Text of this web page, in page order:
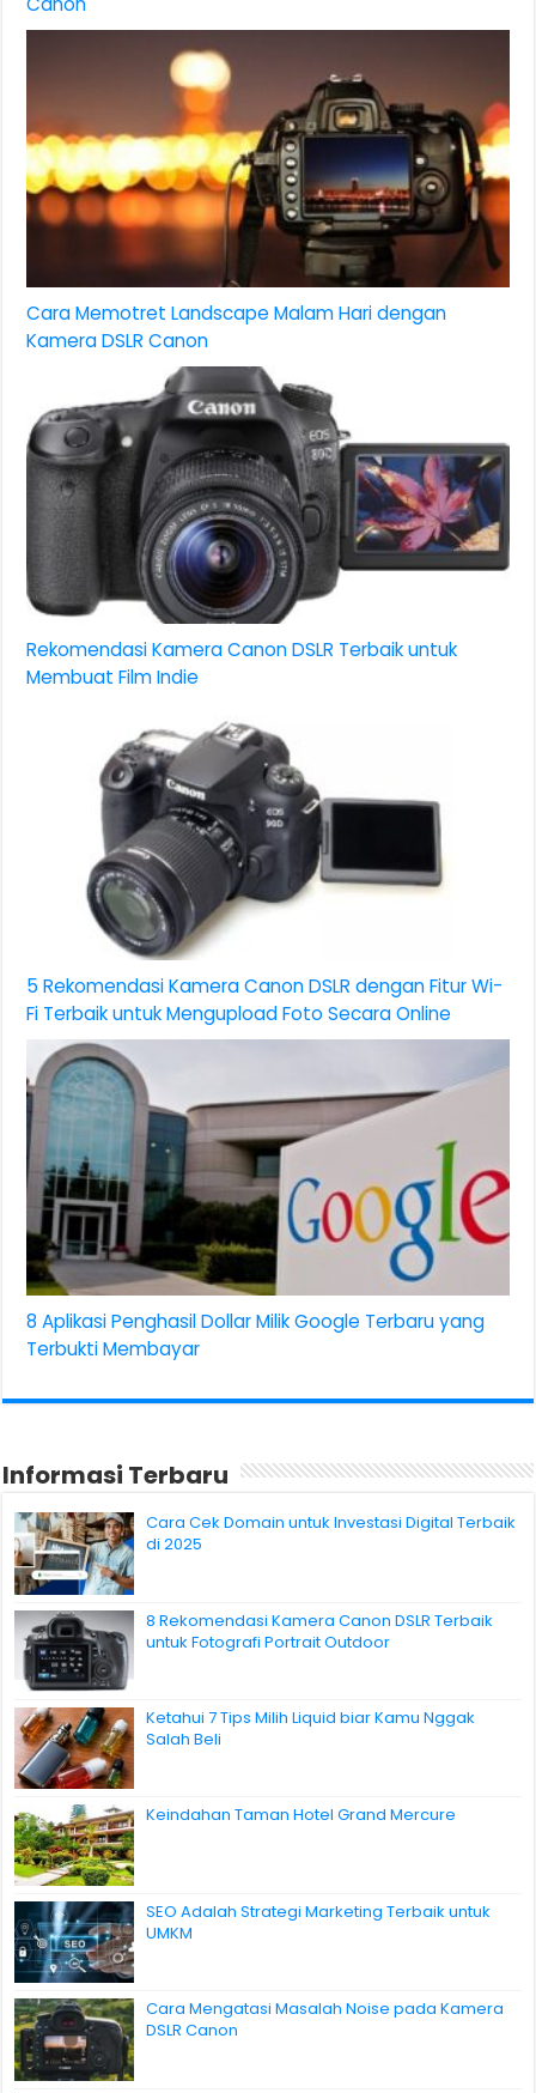
Cara Memotret Landscape Malam Hari dengan
Kamera DSLR Canon
Rekomendasi Kamera Canon DSLR Terbaik untuk
Membuat Film Indie
5 Rekomendasi Kamera Canon DSLR dengan Fitur Wi-
Fi Terbaik untuk Mengupload Foto Secara Online
8 Aplikasi Penghasil Dollar Milik Google Terbaru yang
Terbukti Membayar
Informasi Terbaru
Cara Cek Domain untuk Investasi Digital Terbaik
di 2025
8 Rekomendasi Kamera Canon DSLR Terbaik
untuk Fotografi Portrait Outdoor
Ketahui 7 Tips Milih Liquid biar Kamu Nggak
Salah Beli
Keindahan Taman Hotel Grand Mercure
SEO Adalah Strategi Marketing Terbaik untuk
UMKM
Cara Mengatasi Masalah Noise pada Kamera
DSLR Canon